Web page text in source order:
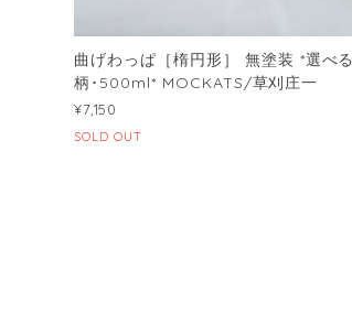
曲げわっぱ［楕円形］ 無塗装 *選べる
柄･500ml* MOCKATS/草刈庄一
¥7,150
SOLD OUT